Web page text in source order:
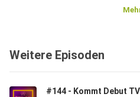
die Taylor’s Version. Dieses
ihr unsere ungefilterten
Weitere Episoden
#144 - Kommt Debut